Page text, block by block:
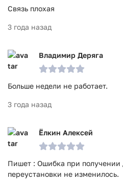
Связь плохая
3 года назад
Владимир Деряга
Больше недели не работает.
3 года назад
Ёлкин Алексей
Пишет : Ошибка при получении
переустановки не изменилось.